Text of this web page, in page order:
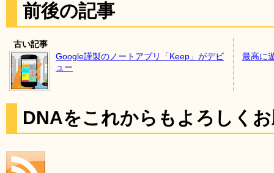
前後の記事
古い記事
Google謹製のノートアプリ「Keep」がデビ
ュー
最高に
DNAをこれからもよろしく